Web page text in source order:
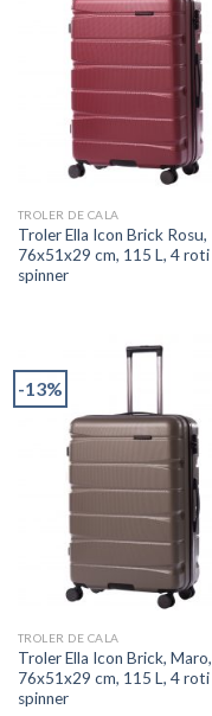
TROLER DE CALA
Troler Ella Icon Brick Rosu,
76x51x29 cm, 115 L, 4 roti
spinner
-13%
TROLER DE CALA
Troler Ella Icon Brick, Maro,
76x51x29 cm, 115 L, 4 roti
spinner